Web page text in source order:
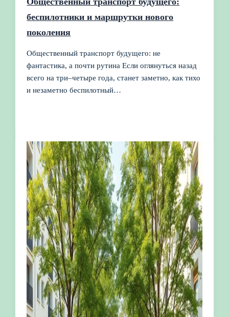
беспилотники и маршрутки нового
поколения
Общественный транспорт будущего: не
фантастика, а почти рутина Если оглянуться назад
всего на три–четыре года, станет заметно, как тихо
и незаметно беспилотный…